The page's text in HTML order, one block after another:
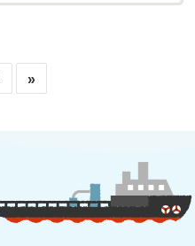
»